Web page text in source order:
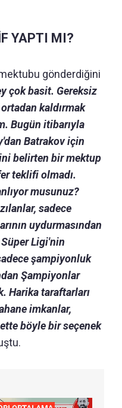
YAPTI MI?
mektubu gönderdiğini
çok basit. Gereksiz
kaldırmak
Bugün itibarıyla
Batrakov için
belirten bir mektup
teklifi olmadı.
musunuz?
sadece
uydurmasından
Ligi'nin
şampiyonluk
Şampiyonlar
Harika taraftarları
imkanlar,
böyle bir seçenek